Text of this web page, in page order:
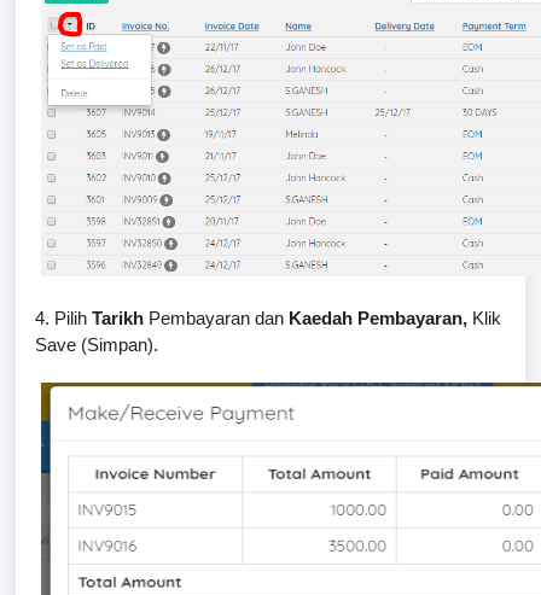
4. Pilih Tarikh Pembayaran dan Kaedah Pembayaran, Klik
Save (Simpan).